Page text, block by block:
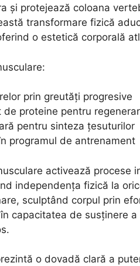
și protejează coloana
transformare fizică
o estetică corporală
prin greutăți progresive
proteine pentru
pentru sinteza țesuturilor
programul de antrenament
activează procese
independența fizică la
sculptând corpul prin
capacitatea de susținere
o dovadă clară a